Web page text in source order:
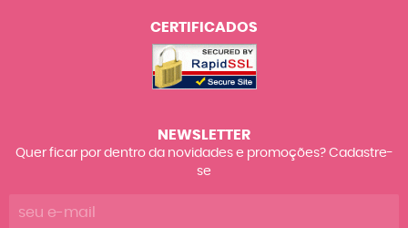
CERTIFICADOS
NEWSLETTER
Quer ficar por dentro da novidades e promoções? Cadastre-
se